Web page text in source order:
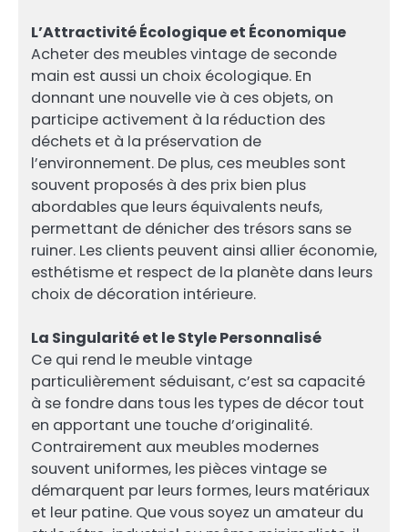
L’Attractivité Écologique et Économique
Acheter des meubles vintage de seconde
main est aussi un choix écologique. En
donnant une nouvelle vie à ces objets, on
participe activement à la réduction des
déchets et à la préservation de
l’environnement. De plus, ces meubles sont
souvent proposés à des prix bien plus
abordables que leurs équivalents neufs,
permettant de dénicher des trésors sans se
ruiner. Les clients peuvent ainsi allier économie,
esthétisme et respect de la planète dans leurs
choix de décoration intérieure.
La Singularité et le Style Personnalisé
Ce qui rend le meuble vintage
particulièrement séduisant, c’est sa capacité
à se fondre dans tous les types de décor tout
en apportant une touche d’originalité.
Contrairement aux meubles modernes
souvent uniformes, les pièces vintage se
démarquent par leurs formes, leurs matériaux
et leur patine. Que vous soyez un amateur du